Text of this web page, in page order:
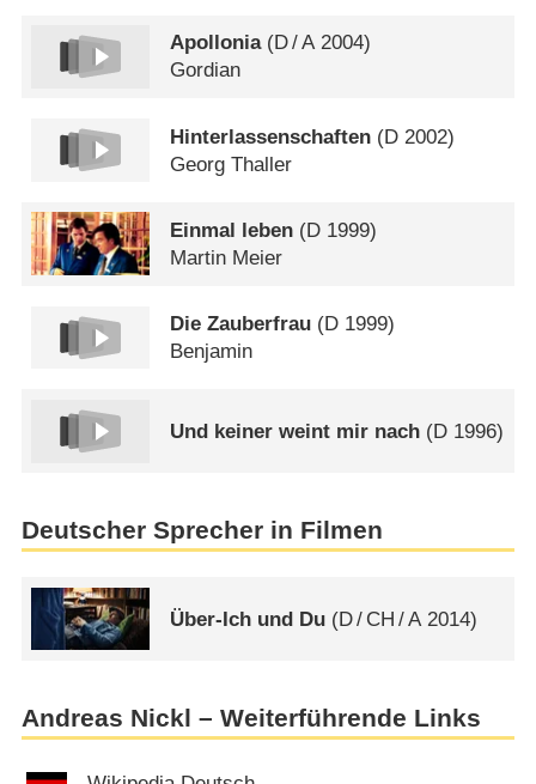
Apollonia(D/A2004)
Gordian
Hinterlassenschaften (D 2002)
Georg Thaller
Einmal leben (D 1999)
Martin Meier
Die Zauberfrau (D 1999)
Benjamin
Und keiner weint mir nach (D 1996)
Deutscher Sprecher in Filmen
Über-Ich und Du (D/ CH /A 2014)
Andreas Nickl – Weiterführende Links